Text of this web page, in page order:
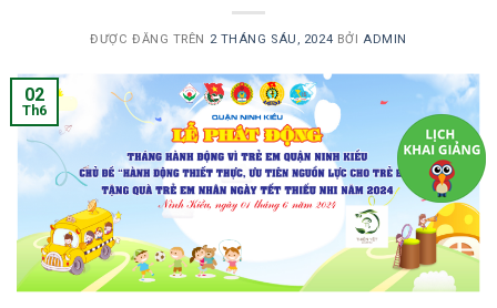
ĐƯỢC ĐĂNG TRÊN 2 THÁNG SÁU, 2024 BỞI ADMIN
02
Th6